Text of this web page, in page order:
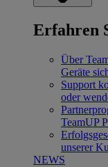
Erfahren
Über
Geräte
Support
oder
TeamUP
unserer
NEWS